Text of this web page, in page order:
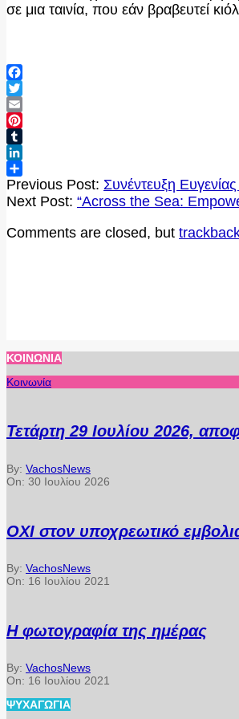
σε μια ταινία, που εάν βραβευτεί
Facebook
Twitter
Email
Pinterest
Tumblr
LinkedIn
Μοιραστείτε
2026-
05-
Previous Post: Συνέντευξη
Next Post: “Across the Sea:
Comments are closed, but
ΚΟΙΝΩΝΊΑ
Κοινωνία
Τετάρτη 29 Ιουλίου 2026,
By: VachosNews
On: 30 Ιουλίου 2026
ΟΧΙ στον υποχρεωτικό
By: VachosNews
On: 16 Ιουλίου 2021
Η φωτογραφία της ημέρας
By: VachosNews
On: 16 Ιουλίου 2021
ΨΥΧΑΓΩΓΊΑ